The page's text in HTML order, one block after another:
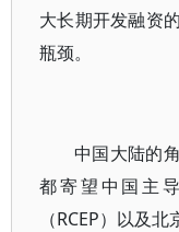
大长期开发融资
瓶颈。
中国大陆的
都寄望中国主
（RCEP）以及